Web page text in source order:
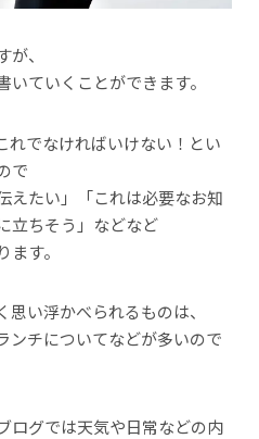
、
ていくことができます。
れでなければいけない！とい
で
えたい」「これは必要なお知
立ちそう」などなど
す。
い浮かべられるものは、
ンチについてなどが多いので
ログでは天気や日常などの内